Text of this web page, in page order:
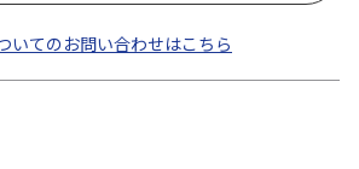
いてのお問い合わせはこちら